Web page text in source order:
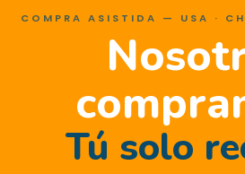
COMPRA ASISTIDA — USA ·
Tú solo